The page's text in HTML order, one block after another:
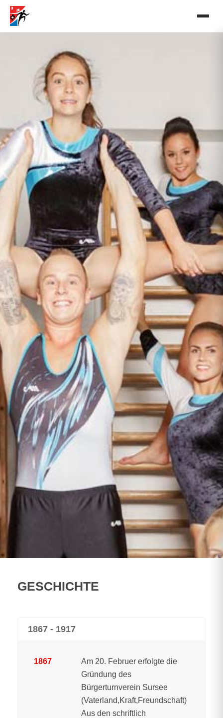
GESCHICHTE
1867 - 1917
1867
Am 20. Februer erfolgte die
Gründung des
Bürgerturnverein Sursee
(Vaterland,Kraft,Freundschaft)
Aus den schriftlich